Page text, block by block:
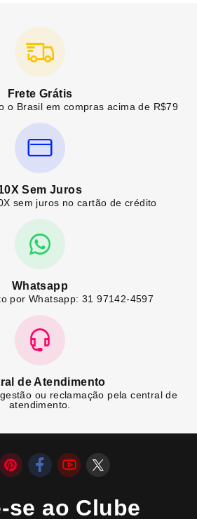
Frete Grátis
o Brasil em compras acima de R$79
Sem Juros
sem juros no cartão de crédito
Whatsapp
por Whatsapp: 31 97142-4597
de Atendimento
ou reclamação pela central de
atendimento.
se ao Clube